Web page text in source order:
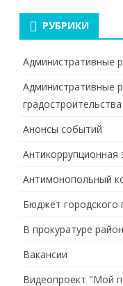
РУБРИКИ
Административные
Административные
градостроительства
Анонсы событий
Антикоррупционная
Антимонопольный
Бюджет городского
В прокуратуре
Вакансии
Видеопроект "Мой